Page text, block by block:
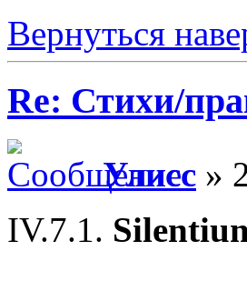
Вернуться
Re: Стихи/
Улисс »
IV.7.1.